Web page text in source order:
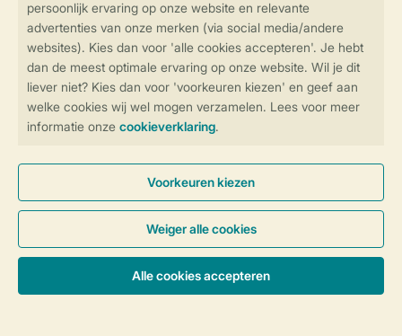
Controle over jouw gegevens &
Instellingen wijzigen
Veilige gegevensoverdracht
Veilige betaling
Algemene Voorwaarden Privacy Notice
Cookies en banners
Toegankelijkheid © 2026 Landal